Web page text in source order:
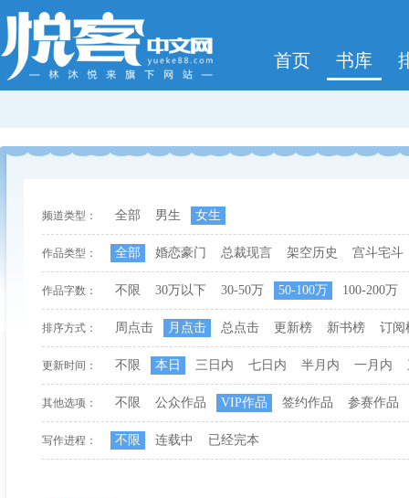
首页 书库
频道类型： 全部 男生 女生
作品类型： 全部 婚恋豪门 总裁现言 架空历史 宫斗宅斗
作品字数： 不限 30万以下 30-50万 50-100万 100-200万
排序方式： 周点击 月点击 总点击 更新榜 新书榜 订阅
更新时间： 不限 本日 三日内 七日内 半月内 一月内
其他选项： 不限 公众作品 VIP作品 签约作品 参赛作品
写作进程： 不限 连载中 已经完本